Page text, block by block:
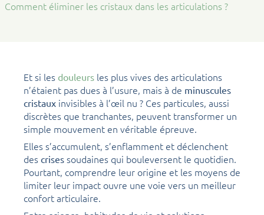
Comment éliminer les cristaux dans les articulations ?
Et si les douleurs les plus vives des articulations
n’étaient pas dues à l’usure, mais à de minuscules
cristaux invisibles à l’œil nu ? Ces particules, aussi
discrètes que tranchantes, peuvent transformer un
simple mouvement en véritable épreuve.
Elles s’accumulent, s’enflamment et déclenchent
des crises soudaines qui bouleversent le quotidien.
Pourtant, comprendre leur origine et les moyens de
limiter leur impact ouvre une voie vers un meilleur
confort articulaire.